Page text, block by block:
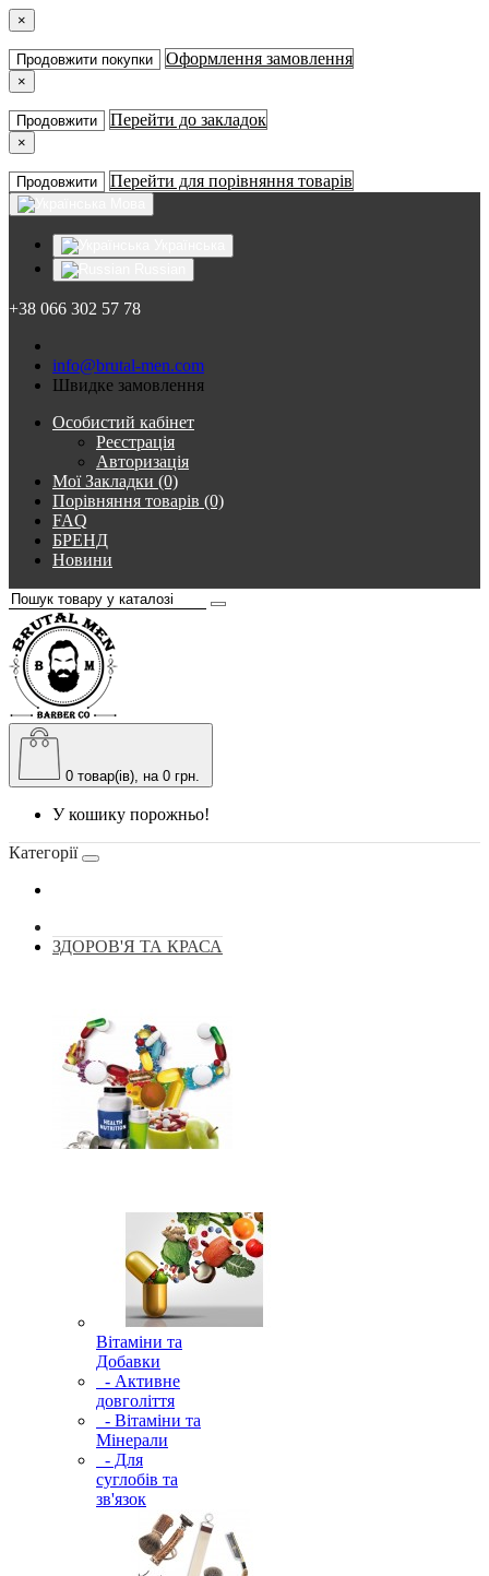
×
Продовжити покупки Оформлення замовлення
×
Продовжити Перейти до закладок
×
Продовжити Перейти для порівняння товарів
+38 066 302 57 78
info@brutal-men.com
Швидке замовлення
Особистий кабінет
Реєстрація
Авторизація
Мої Закладки (0)
Порівняння товарів (0)
FAQ
БРЕНД
Новини
0 товар(ів), на 0 грн.
У кошику порожньо!
Категорії
ЗДОРОВ'Я ТА КРАСА
Вітаміни та
Добавки
- Активне
довголіття
- Вітаміни та
Мінерали
- Для
суглобів та
зв'язок